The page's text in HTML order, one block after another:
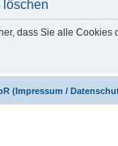
dass Sie alle Cookies
(Impressum /